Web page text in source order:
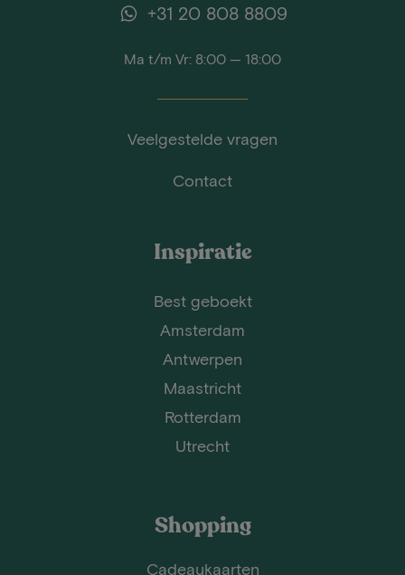
+31 20 808 8809
Ma t/m Vr: 8:00 — 18:00
Veelgestelde vragen
Contact
Inspiratie
Best geboekt
Amsterdam
Antwerpen
Maastricht
Rotterdam
Utrecht
Shopping
Cadeaukaarten